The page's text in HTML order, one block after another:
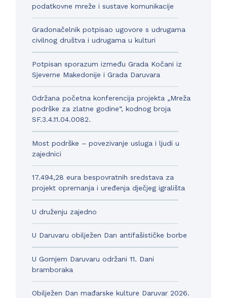
podatkovne mreže i sustave komunikacije
Gradonačelnik potpisao ugovore s udrugama
civilnog društva i udrugama u kulturi
Potpisan sporazum između Grada Kočani iz
Sjeverne Makedonije i Grada Daruvara
Održana početna konferencija projekta „Mreža
podrške za zlatne godine“, kodnog broja
SF.3.4.11.04.0082.
Most podrške – povezivanje usluga i ljudi u
zajednici
17.494,28 eura bespovratnih sredstava za
projekt opremanja i uređenja dječjeg igrališta
U druženju zajedno
U Daruvaru obilježen Dan antifašističke borbe
U Gornjem Daruvaru održani 11. Dani
bramboraka
Obilježen Dan mađarske kulture Daruvar 2026.